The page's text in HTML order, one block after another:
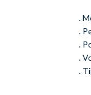
.
.
.
.
.